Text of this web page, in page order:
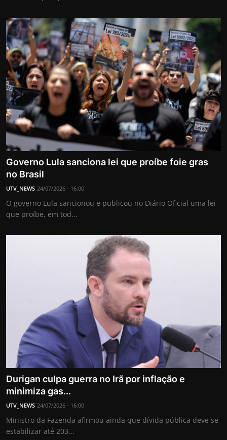
Governo Lula sanciona lei que proíbe foie gras
no Brasil
UTV_NEWS 24/07/2026 - 16:00
O governo Lula sancionou e publicou no Diário Oficial uma lei
que proíbe, em tod...
Durigan culpa guerra no Irã por inflação e
minimiza gas...
UTV_NEWS 24/07/2026 - 16:00
Ministro da Fazenda afirmou ainda que dívida pública deve se
estabilizar até 203...